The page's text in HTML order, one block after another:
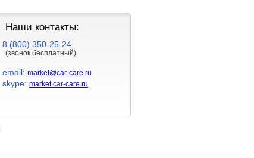
Наши контакты:
8 (800) 350-25-24
(звонок бесплатный)
email: market@car-care.ru
skype: market.car-care.ru